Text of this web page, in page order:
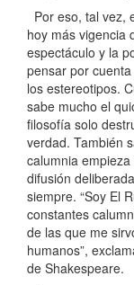
Por eso, tal vez,
hoy más vigencia
espectáculo y la
pensar por
los estereotipos.
sabe mucho el
filosofía solo
verdad. También
calumnia
difusión
siempre. “Soy El
constantes
de las que me
humanos”,
de Shakespeare.